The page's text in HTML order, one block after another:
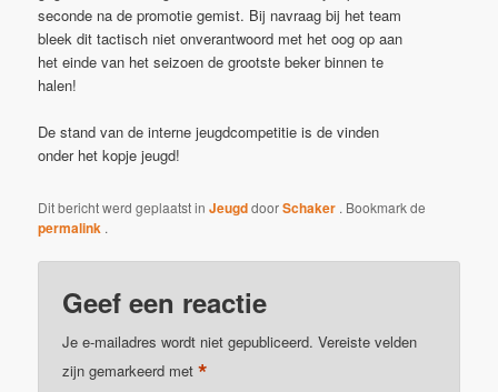
seconde na de promotie gemist. Bij navraag bij het team
bleek dit tactisch niet onverantwoord met het oog op aan
het einde van het seizoen de grootste beker binnen te
halen!
De stand van de interne jeugdcompetitie is de vinden
onder het kopje jeugd!
Dit bericht werd geplaatst inJeugddoorSchaker . Bookmark de
permalink .
Geef een reactie
Je e-mailadres wordt niet gepubliceerd. Vereiste velden
zijn gemarkeerd met*